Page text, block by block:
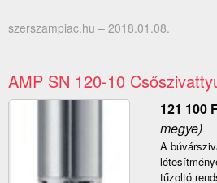
szerszampiac.hu – 2018.01.08.
AMP SN 120-10
121 100
megye)
A
tűzoltó